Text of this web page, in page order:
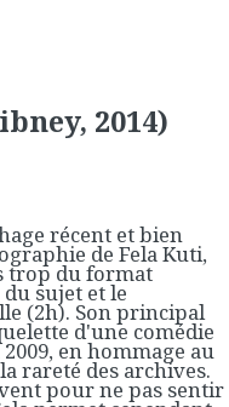
2014)
récent et bien
de Fela Kuti,
trop du format
sujet et le
(2h). Son principal
d'une comédie
en hommage au
rareté des archives.
pour ne pas sentir